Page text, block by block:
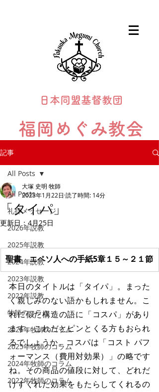
日本同盟基督教団
福岡めぐみ教会
記事
All Posts
礼拝メッセージ
2026年説教
2025年説教
2024年説教
2023年説教
2022年説教
牧師のコラム
2026年牧師のコラム
2025年牧師のコラム
2024年牧師のコラム
2022年牧師のコラム
All Posts
「タイパ」
大塚 史明 牧師
2023年1月22日 読了時間: 14分
更新日： 4月25日
聖書　エペソ人への手紙5章１５～２１節
本日のタイトルは「タイパ」。まった
く親しみのない語かもしれません。こ
れに似た構造の語に「コスパ」があり
ます。これだとピンとくる方もおられ
るでしょうか。コスパは「コスト パフ
ォーマンス（費用対効果）」の略です
ね。その商品の値段に対して、どれだ
けすぐれた効果をもたらしてくれるの